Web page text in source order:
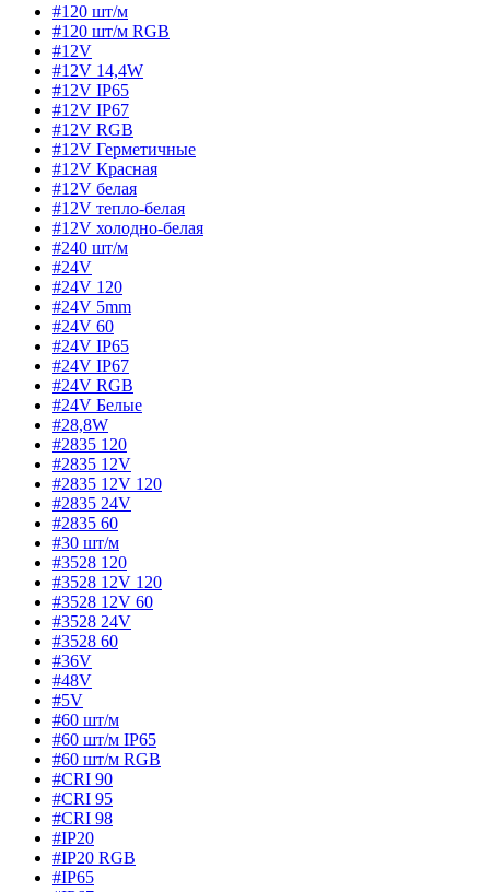
#120 шт/м
#120 шт/м RGB
#12V
#12V 14,4W
#12V IP65
#12V IP67
#12V RGB
#12V Герметичные
#12V Красная
#12V белая
#12V тепло-белая
#12V холодно-белая
#240 шт/м
#24V
#24V 120
#24V 5mm
#24V 60
#24V IP65
#24V IP67
#24V RGB
#24V Белые
#28,8W
#2835 120
#2835 12V
#2835 12V 120
#2835 24V
#2835 60
#30 шт/м
#3528 120
#3528 12V 120
#3528 12V 60
#3528 24V
#3528 60
#36V
#48V
#5V
#60 шт/м
#60 шт/м IP65
#60 шт/м RGB
#CRI 90
#CRI 95
#CRI 98
#IP20
#IP20 RGB
#IP65